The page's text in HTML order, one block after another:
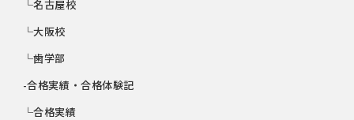
└名古屋校
└大阪校
└歯学部
-合格実績・合格体験記
└合格実績